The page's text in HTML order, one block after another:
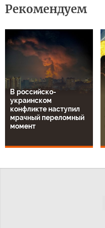
Рекомендуем
В российско-
украинском
конфликте наступил
мрачный переломный
момент